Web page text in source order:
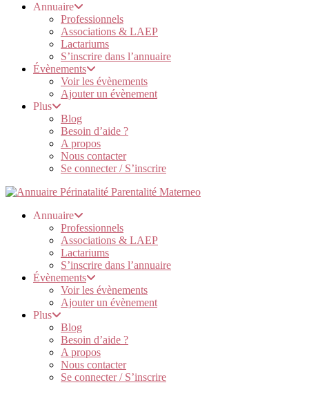
Annuaire
Professionnels
Associations & LAEP
Lactariums
S’inscrire dans l’annuaire
Évènements
Voir les évènements
Ajouter un évènement
Plus
Blog
Besoin d’aide ?
A propos
Nous contacter
Se connecter / S’inscrire
Annuaire
Professionnels
Associations & LAEP
Lactariums
S’inscrire dans l’annuaire
Évènements
Voir les évènements
Ajouter un évènement
Plus
Blog
Besoin d’aide ?
A propos
Nous contacter
Se connecter / S’inscrire